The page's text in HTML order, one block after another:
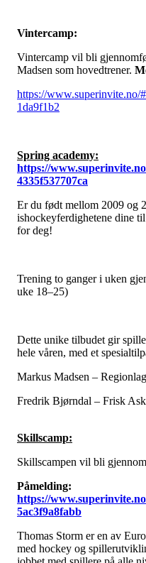
Vintercamp:
Vintercamp vil bli
Madsen som hovedtrener.
https://www.superinvite.no/
1da9f1b2
Spring academy:
https://
4335f537707ca
Er du født mellom 2009 og
ishockeyferdighetene dine
for deg!
Trening to ganger i uken
uke 18–25)
Dette unike tilbudet gir
hele våren, med et
Markus Madsen –
Fredrik Bjørndal – Frisk
Skillscamp:
Skillscampen vil bli
Påmelding:
https://
5ac3f9a8fabb
Thomas Storm er en av
med hockey og